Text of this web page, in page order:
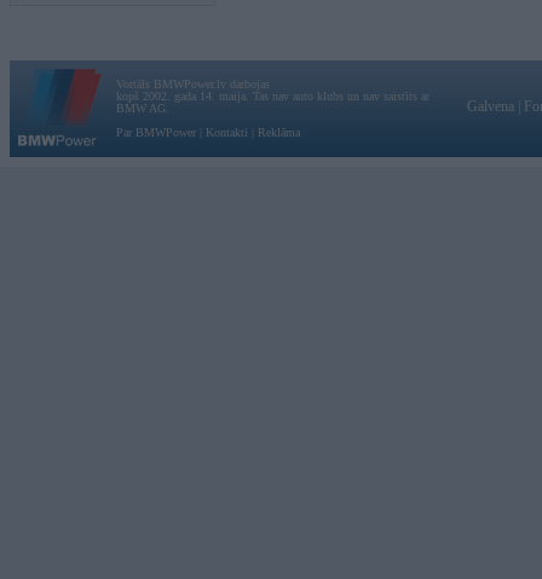
Vortāls BMWPower.lv darbojas
kopš 2002. gada 14. maija. Tas nav auto klubs un nav saistīts ar
BMW AG.
Par BMWPower
Kontakti Reklāma
Galvena